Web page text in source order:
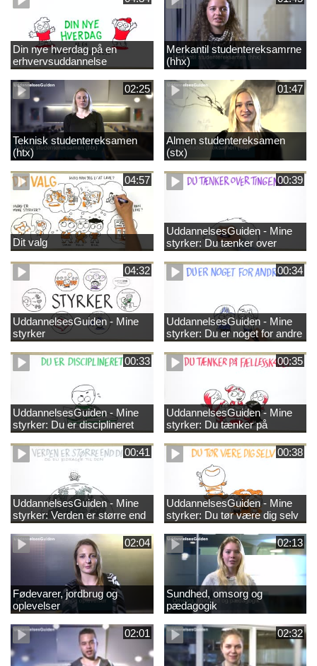
Din nye hverdag på en
erhvervsuddannelse
Merkantil studentereksamrne
(hhx)
02:25
Teknisk studentereksamen
(htx)
01:47
Almen studentereksamen
(stx)
04:57
Dit valg
00:39
UddannelsesGuiden - Mine
styrker: Du tænker over
tingene
04:32
UddannelsesGuiden - Mine
styrker
00:34
UddannelsesGuiden - Mine
styrker: Du er noget for andre
00:33
UddannelsesGuiden - Mine
styrker: Du er disciplineret
00:35
UddannelsesGuiden - Mine
styrker: Du tænker på
fællesskabet
00:41
UddannelsesGuiden - Mine
styrker: Verden er større end
dig og du bidrager til den
00:38
UddannelsesGuiden - Mine
styrker: Du tør være dig selv
02:04
Fødevarer, jordbrug og
oplevelser
02:13
Sundhed, omsorg og
pædagogik
02:01 02:32